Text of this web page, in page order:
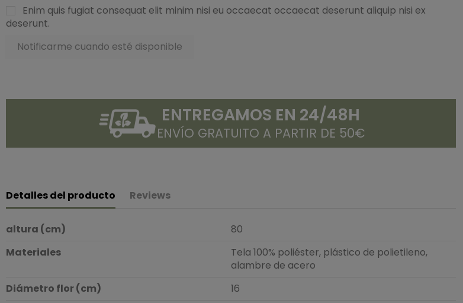
Enim quis fugiat consequat elit minim nisi eu occaecat occaecat deserunt aliquip nisi ex
deserunt.
ENTREGAMOS EN 24/48H
ENVÍO GRATUITO A PARTIR DE 50€
Detalles del producto Reviews
altura (cm)
80
Materiales
Tela 100% poliéster, plástico de polietileno,
alambre de acero
Diámetro flor (cm)
16